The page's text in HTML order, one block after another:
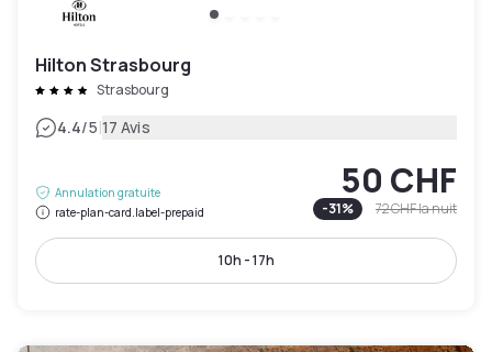
Hilton Strasbourg
Strasbourg
4.4/5|17 Avis
Annulation gratuite
rate-plan-card.label-prepaid
50 CHF
-31% 72 CHFla nuit
10h - 17h